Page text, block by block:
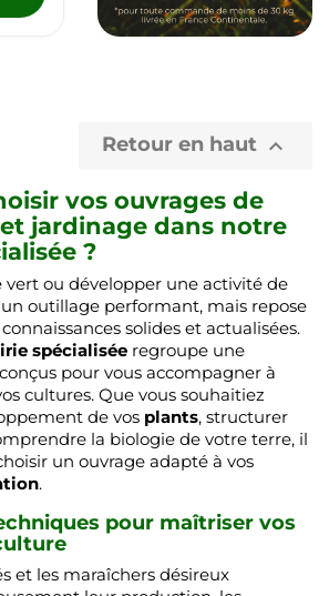
Retour en haut 
vos ouvrages de
jardinage dans notre
?
vert ou développer une activité de
outillage performant, mais repose
solides et actualisées.
spécialisée regroupe une
pour vous accompagner à
cultures. Que vous souhaitiez
de vos plants, structurer
la biologie de votre terre, il
un ouvrage adapté à vos
.
pour maîtriser vos
et les maraîchers désireux